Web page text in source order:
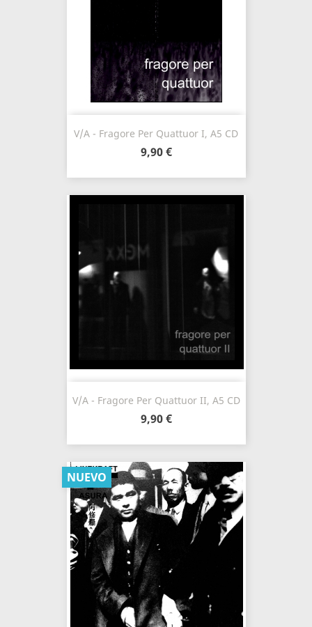
V/A - Fragore Per Quattuor I, A5 CD
9,90 €
V/A - Fragore Per Quattuor II, A5 CD
9,90 €
NUEVO